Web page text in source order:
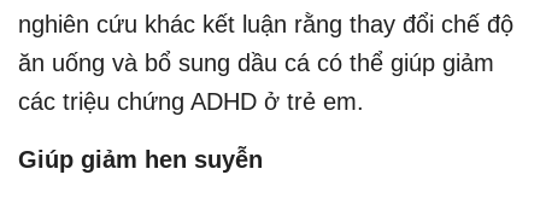
nghiên cứu khác kết luận rằng thay đổi chế độ
ăn uống và bổ sung dầu cá có thể giúp giảm
các triệu chứng ADHD ở trẻ em.
Giúp giảm hen suyễn